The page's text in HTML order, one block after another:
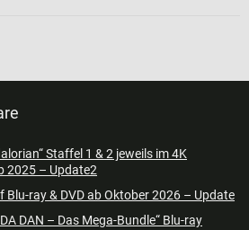
Staffel 1 & 2 jeweils im 4K
2025 – Update2
Blu-ray & DVD ab Oktober 2026 – Update
DA DAN – Das Mega-Bundle“ Blu-ray